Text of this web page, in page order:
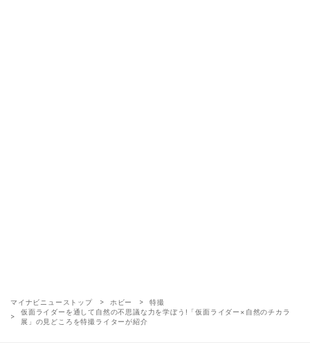
マイナビニューストップ ホビー
特撮
仮面ライダーを通して自然の不思議な力を学ぼう!「仮面ライダー×自然のチカラ
展」の見どころを特撮ライターが紹介